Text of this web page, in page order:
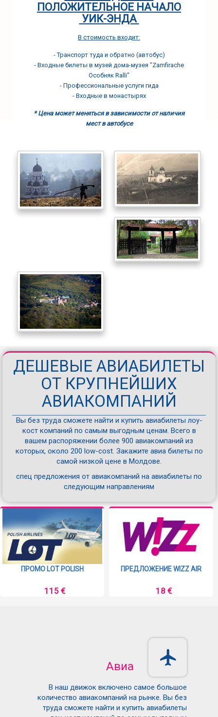
ПОЛОЖИТЕЛЬНОЕ НАЧАЛО
УИК-ЭНДА
В стоимость входит:
- Транспорт туда и обратно (автобус)
- Входные билеты в музей дома-музея "Zamfirache
Особняк Ralli"
- Профессиональные услуги гида
- Входные в монастырях
* Цена может меняться в зависимости от наличия
мест в автобусе
ДЕШЕВЫЕ АВИАБИЛЕТЫ
ОТ КРУПНЕЙШИХ
АВИАКОМПАНИЙ
Вы без труда сможете найти и купить авиабилеты лоу-
кост компаний по самым выгодным ценам. Всего в
вашем распоряжении более 900 авиакомпаний из
которых, около 200 low-cost. Закажите авиа билеты по
самой низкой цене в Молдове.
спец предложения от авиакомпаний на авиабилеты по
следующим направлениям
ПРОМО LOT POLISH
115 €
ПРЕДЛОЖЕНИЕ WIZZ AIR
18 €
Авиа
В наш движок включено самое большое
количество авиакомпаний на рынке. Вы без
труда сможете найти и купить авиабилеты